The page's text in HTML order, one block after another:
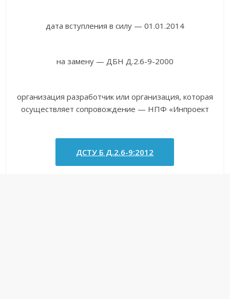
дата вступления в силу — 01.01.2014
на замену — ДБН Д.2.6-9-2000
организация разработчик или организация, которая
осуществляет сопровождение — НПФ «Инпроект
ДСТУ Б Д.2.6-9:2012